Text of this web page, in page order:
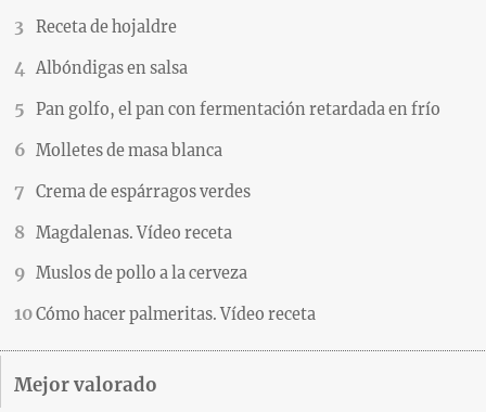
Receta de hojaldre
Albóndigas en salsa
Pan golfo, el pan con fermentación retardada en frío
Molletes de masa blanca
Crema de espárragos verdes
Magdalenas. Vídeo receta
Muslos de pollo a la cerveza
Cómo hacer palmeritas. Vídeo receta
Mejor valorado